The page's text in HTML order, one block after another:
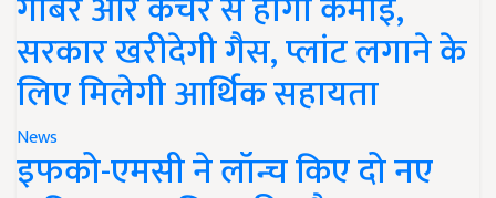
सरकार खरीदेगी गैस, प्लांट लगाने के
लिए मिलेगी आर्थिक सहायता
News
इफको-एमसी ने लॉन्च किए दो नए